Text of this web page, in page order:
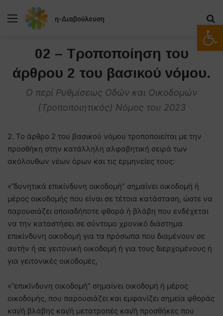
Μενού
02 – Τροποποίηση του
άρθρου 2 του βασικού νόμου.
Ο περί Ρυθμίσεως Οδών και Οικοδομών
(Τροποποιητικός) Νόμος του 2023
2. Το άρθρο 2 του βασικού νόμου τροποποιείται με την
προσθήκη στην κατάλληλη αλφαβητική σειρά των
ακόλουθων νέων όρων και τις ερμηνείες τους:
«”δυνητικά επικίνδυνη οικοδομή” σημαίνει οικοδομή ή
μέρος οικοδομής που είναι σε τέτοια κατάσταση, ώστε να
παρουσιάζει οποιαδήποτε φθορά ή βλάβη που ενδέχεται
να την καταστήσει σε σύντομο χρονικό διάστημα
επικίνδυνη οικοδομή για τα πρόσωπα που διαμένουν σε
αυτήν ή σε γειτονική οικοδομή ή για τους διερχομένους ή
για γειτονικές οικοδομές,
«”επικίνδυνη οικοδομή” σημαίνει οικοδομή ή μέρος
οικοδομής, που παρουσιάζει και εμφανίζει σημεία φθοράς
και/ή βλάβης και/ή μετατροπές και/ή προσθήκες που